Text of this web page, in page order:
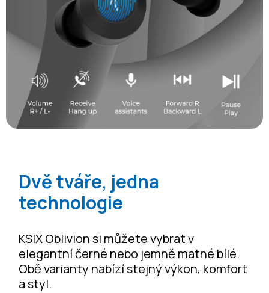
Dvě tváře, jedna
technologie
KSIX Oblivion si můžete vybrat v
elegantní černé nebo jemně matné bílé.
Obě varianty nabízí stejný výkon, komfort
a styl.